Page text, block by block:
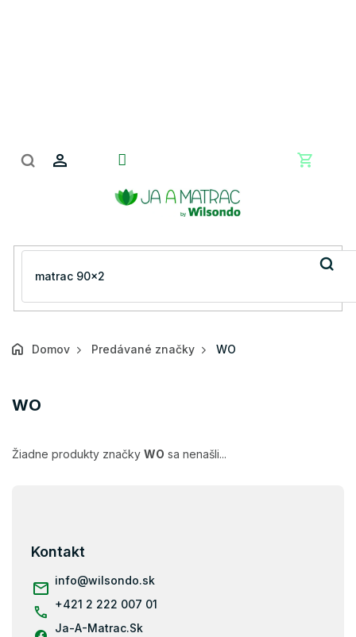
Domov Predávané značky WO
WO
Žiadne produkty značky WO sa nenašli...
Kontakt
info@wilsondo.sk
+421 2 222 007 01
Ja-A-Matrac.Sk